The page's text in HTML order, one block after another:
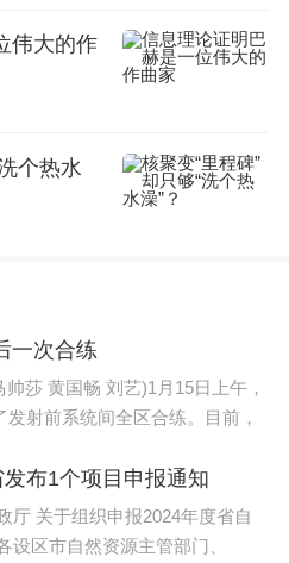
伟大的作
个热水
一次合练
莎 黄国畅 刘艺)1月15日上午，
射前系统间全区合练。目前，
布1个项目申报通知
厅 关于组织申报2024年度省自
资源科技创新项目的通知 各设区市自然资源主管部门、